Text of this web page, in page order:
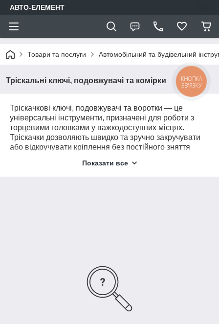
АВТО-ЕЛЕМЕНТ
Товари та послуги Автомобільний та будівельний
Тріскальні ключі, подовжувачі та комірки
Тріскачкові ключі, подовжувачі та воротки — це
універсальні інструменти, призначені для роботи з
торцевими головками у важкодоступних місцях.
Тріскачки дозволяють швидко та зручно закручувати
або відкручувати кріплення без постійного зняття
глибоко розташованих болтів, а воротки — додаткове
Показати все
КНОПКА
ЗВ'ЯЗКУ